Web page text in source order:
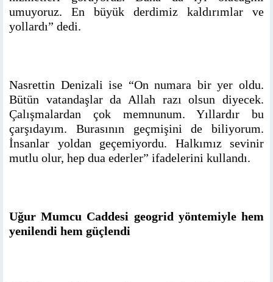
umuyoruz. En büyük derdimiz kaldırımlar ve
yollardı” dedi.
Nasrettin Denizali ise “On numara bir yer oldu.
Bütün vatandaşlar da Allah razı olsun diyecek.
Çalışmalardan çok memnunum. Yıllardır bu
çarşıdayım. Burasının geçmişini de biliyorum.
İnsanlar yoldan geçemiyordu. Halkımız sevinir
mutlu olur, hep dua ederler” ifadelerini kullandı.
Uğur Mumcu Caddesi geogrid yöntemiyle hem
yenilendi hem güçlendi